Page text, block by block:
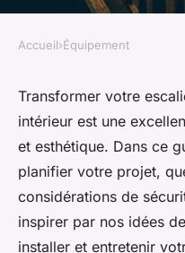
ÉQUIPEMENT
Guide ultime
votre
corps
Léa•18 septembre 2024•6
Accueil›Équipement
Transformer votre
intérieur est une
et esthétique. Dans ce
planifier votre projet,
considérations de
inspirer par nos idées
installer et entretenir